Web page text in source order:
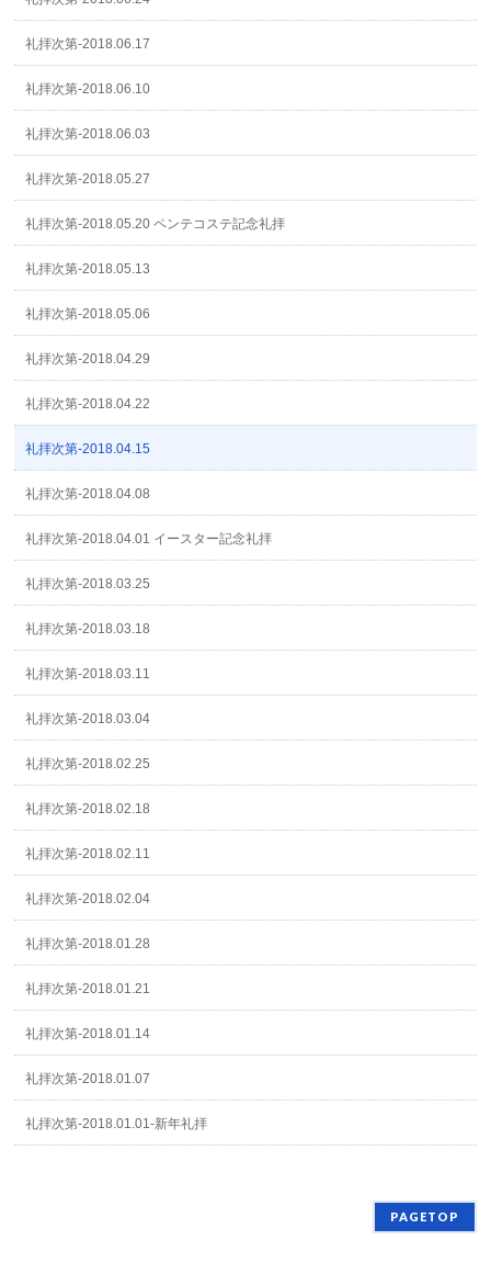
礼拝次第-2018.06.17
礼拝次第-2018.06.10
礼拝次第-2018.06.03
礼拝次第-2018.05.27
礼拝次第-2018.05.20 ペンテコステ記念礼拝
礼拝次第-2018.05.13
礼拝次第-2018.05.06
礼拝次第-2018.04.29
礼拝次第-2018.04.22
礼拝次第-2018.04.15
礼拝次第-2018.04.08
礼拝次第-2018.04.01 イースター記念礼拝
礼拝次第-2018.03.25
礼拝次第-2018.03.18
礼拝次第-2018.03.11
礼拝次第-2018.03.04
礼拝次第-2018.02.25
礼拝次第-2018.02.18
礼拝次第-2018.02.11
礼拝次第-2018.02.04
礼拝次第-2018.01.28
礼拝次第-2018.01.21
礼拝次第-2018.01.14
礼拝次第-2018.01.07
礼拝次第-2018.01.01-新年礼拝
PAGETOP